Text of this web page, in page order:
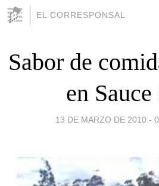
EL CORRESPONSAL
Sabor de
en
13 DE MARZO DE 2010 -